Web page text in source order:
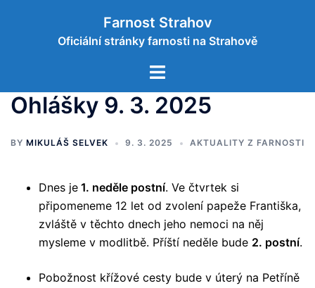
Farnost Strahov
Oficiální stránky farnosti na Strahově
Toggle
Ohlášky 9. 3. 2025
BY MIKULÁŠ SELVEK 9. 3. 2025 AKTUALITY Z FARNOSTI
Dnes je 1. neděle postní. Ve čtvrtek si
připomeneme 12 let od zvolení papeže Františka,
zvláště v těchto dnech jeho nemoci na něj
mysleme v modlitbě. Příští neděle bude 2. postní.
Pobožnost křížové cesty bude v úterý na Petříně